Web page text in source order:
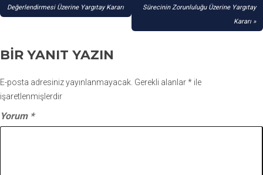
GEZINMESI
Değerlendirmesi Üzerine Yargıtay Kararı
Sürecinin Zorunluluğu Üzerine Yargıtay
Kararı
BIR YANIT YAZIN
E-posta adresiniz yayınlanmayacak. Gerekli alanlar* ile
işaretlenmişlerdir
Yorum *